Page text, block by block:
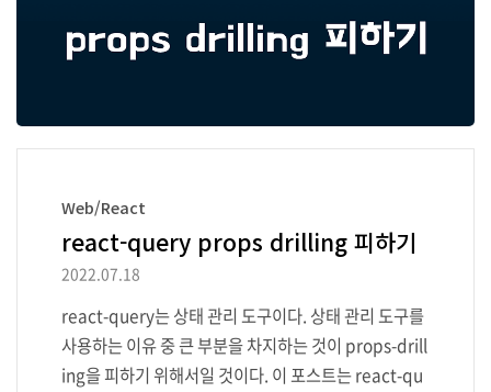
Web/React
react-query props drilling 피하기
2022.07.18
react-query는 상태 관리 도구이다. 상태 관리 도구를
사용하는 이유 중 큰 부분을 차지하는 것이 props-drill
ing을 피하기 위해서일 것이다. 이 포스트는 react-qu